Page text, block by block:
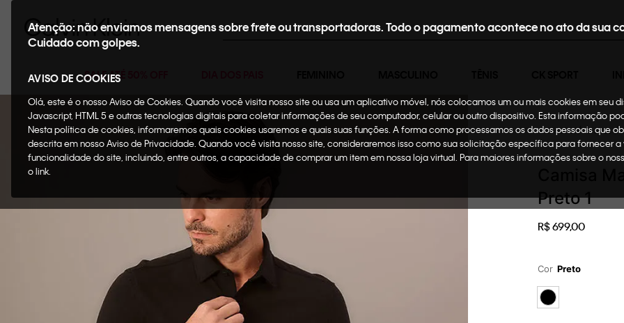
Buscar
SALE ATÉ 50% OFF
Atenção: não enviamos mensagens sobre frete ou transportadoras. Todo o pagamento acontece no ato da sua
Cuidado com golpes.
AVISO DE COOKIES
Olá, este é o nosso Aviso de Cookies. Quando você visita nosso site ou usa um aplicativo móvel, nós colocamos um ou mais cookies em seu
Javascript, HTML 5 e outras tecnologias digitais para coletar informações de seu computador, celular ou outro dispositivo. Esta informação
Nesta política de cookies, informaremos quais cookies usaremos e quais suas funções. A forma como processamos os dados pessoais que
descrita em nosso Aviso de Privacidade. Quando você visita nosso site, consideraremos isso como sua solicitação específica para fornecer
funcionalidade do site, incluindo, entre outros, a capacidade de comprar um item em nossa loja virtual. Para maiores informações sobre o
o link.
Masculino Roupas
Preto 1
R$699,00
Cor Preto